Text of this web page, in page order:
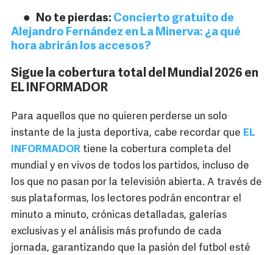
No te pierdas: Concierto gratuito de
Alejandro Fernández en La Minerva: ¿a qué
hora abrirán los accesos?
Sigue la cobertura total del Mundial 2026 en
EL INFORMADOR
Para aquellos que no quieren perderse un solo
instante de la justa deportiva, cabe recordar que EL
INFORMADOR tiene la cobertura completa del
mundial y en vivos de todos los partidos, incluso de
los que no pasan por la televisión abierta. A través de
sus plataformas, los lectores podrán encontrar el
minuto a minuto, crónicas detalladas, galerías
exclusivas y el análisis más profundo de cada
jornada, garantizando que la pasión del futbol esté